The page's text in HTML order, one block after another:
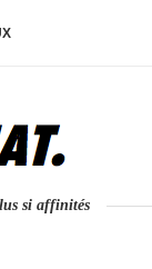
si affinités